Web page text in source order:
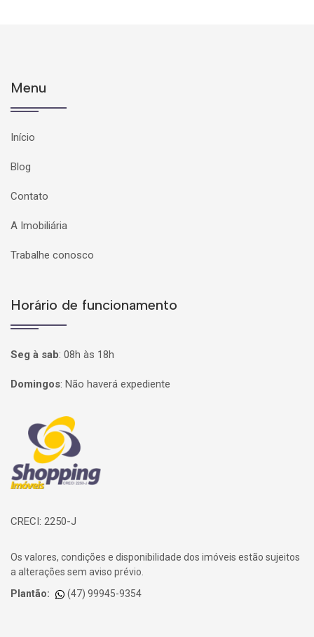
Menu
Início
Blog
Contato
A Imobiliária
Trabalhe conosco
Horário de funcionamento
Seg à sab: 08h às 18h
Domingos: Não haverá expediente
Página inicial
CRECI: 2250-J
Os valores, condições e disponibilidade dos imóveis estão sujeitos
a alterações sem aviso prévio.
Plantão:
(47) 99945-9354